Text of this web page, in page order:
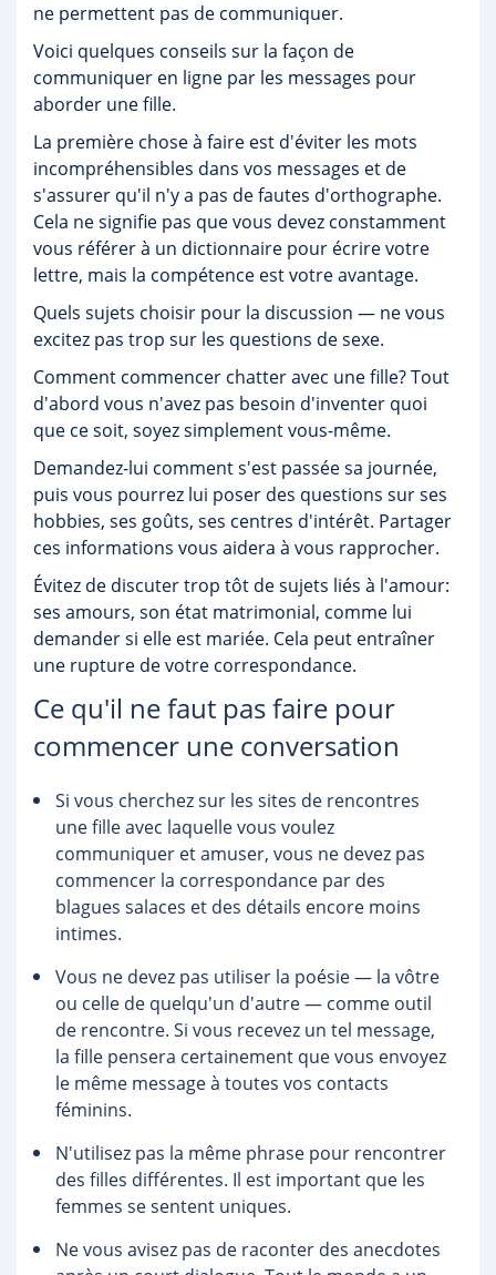
ne permettent pas de communiquer.
Voici quelques conseils sur la façon de
communiquer en ligne par les messages pour
aborder une fille.
La première chose à faire est d'éviter les mots
incompréhensibles dans vos messages et de
s'assurer qu'il n'y a pas de fautes d'orthographe.
Cela ne signifie pas que vous devez constamment
vous référer à un dictionnaire pour écrire votre
lettre, mais la compétence est votre avantage.
Quels sujets choisir pour la discussion — ne vous
excitez pas trop sur les questions de sexe.
Comment commencer chatter avec une fille? Tout
d'abord vous n'avez pas besoin d'inventer quoi
que ce soit, soyez simplement vous-même.
Demandez-lui comment s'est passée sa journée,
puis vous pourrez lui poser des questions sur ses
hobbies, ses goûts, ses centres d'intérêt. Partager
ces informations vous aidera à vous rapprocher.
Évitez de discuter trop tôt de sujets liés à l'amour:
ses amours, son état matrimonial, comme lui
demander si elle est mariée. Cela peut entraîner
une rupture de votre correspondance.
Ce qu'il ne faut pas faire pour
commencer une conversation
Si vous cherchez sur les sites de rencontres
une fille avec laquelle vous voulez
communiquer et amuser, vous ne devez pas
commencer la correspondance par des
blagues salaces et des détails encore moins
intimes.
Vous ne devez pas utiliser la poésie — la vôtre
ou celle de quelqu'un d'autre — comme outil
de rencontre. Si vous recevez un tel message,
la fille pensera certainement que vous envoyez
le même message à toutes vos contacts
féminins.
N'utilisez pas la même phrase pour rencontrer
des filles différentes. Il est important que les
femmes se sentent uniques.
Ne vous avisez pas de raconter des anecdotes